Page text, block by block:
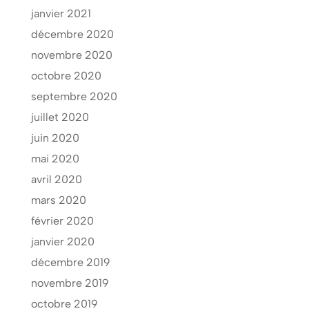
janvier 2021
décembre 2020
novembre 2020
octobre 2020
septembre 2020
juillet 2020
juin 2020
mai 2020
avril 2020
mars 2020
février 2020
janvier 2020
décembre 2019
novembre 2019
octobre 2019